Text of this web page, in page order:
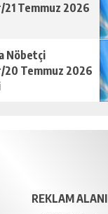
21 Temmuz 2026
Nöbetçi
20 Temmuz 2026
REKLAM ALANI